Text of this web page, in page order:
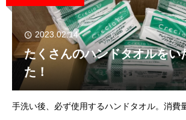
2023.02.14
たくさんのハンドタオルをい
た！
手洗い後、必ず使用するハンドタオル。消費